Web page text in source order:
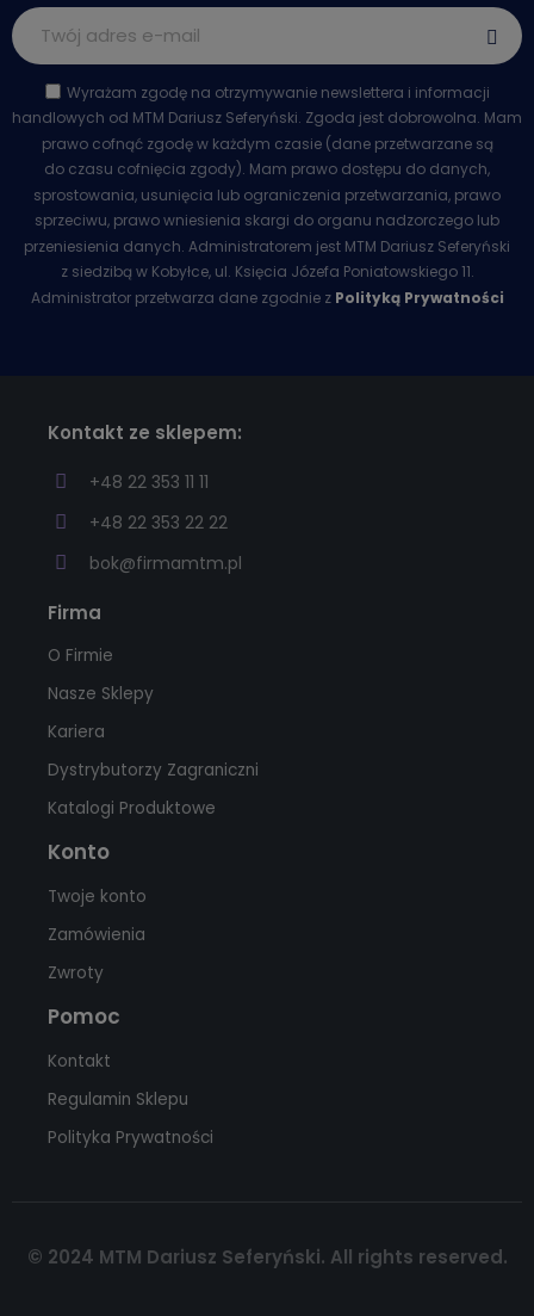
Wyrażam zgodę na otrzymywanie newslettera i informacji
handlowych od MTM Dariusz Seferyński. Zgoda jest dobrowolna. Mam
prawo cofnąć zgodę w każdym czasie (dane przetwarzane są
do czasu cofnięcia zgody). Mam prawo dostępu do danych,
sprostowania, usunięcia lub ograniczenia przetwarzania, prawo
sprzeciwu, prawo wniesienia skargi do organu nadzorczego lub
przeniesienia danych. Administratorem jest MTM Dariusz Seferyński
z siedzibą w Kobyłce, ul. Księcia Józefa Poniatowskiego 11.
Administrator przetwarza dane zgodnie z Polityką Prywatności
Kontakt ze sklepem:
+48 22 353 11 11
+48 22 353 22 22
bok@firmamtm.pl
Firma
O Firmie
Nasze Sklepy
Kariera
Dystrybutorzy Zagraniczni
Katalogi Produktowe
Konto
Twoje konto
Zamówienia
Zwroty
Pomoc
Kontakt
Regulamin Sklepu
Polityka Prywatności
© 2024 MTM Dariusz Seferyński. All rights reserved.